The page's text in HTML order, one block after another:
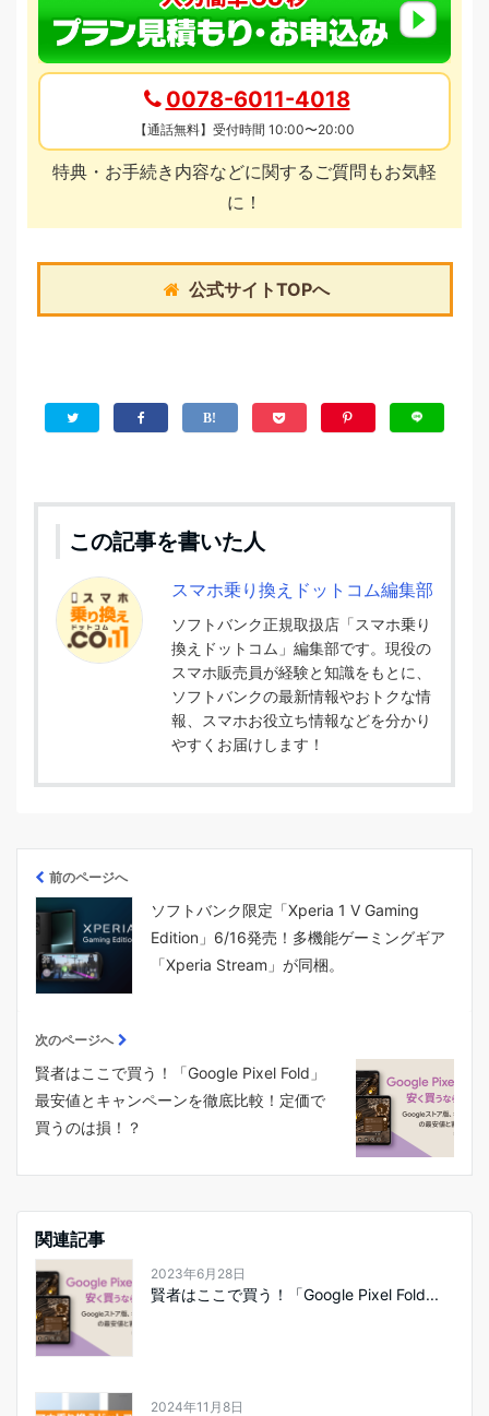
0078-6011-4018
【通話無料】受付時間 10:00〜20:00
特典・お手続き内容などに関するご質問もお気軽
に！
公式サイトTOPへ
この記事を書いた人
スマホ乗り換えドットコム編集部
ソフトバンク正規取扱店「スマホ乗り
換えドットコム」編集部です。現役の
スマホ販売員が経験と知識をもとに、
ソフトバンクの最新情報やおトクな情
報、スマホお役立ち情報などを分かり
やすくお届けします！
前のページへ
ソフトバンク限定「Xperia 1 V Gaming
Edition」6/16発売！多機能ゲーミングギア
「Xperia Stream」が同梱。
次のページへ
賢者はここで買う！「Google Pixel Fold」
最安値とキャンペーンを徹底比較！定価で
買うのは損！？
関連記事
2023年6月28日
賢者はここで買う！「Google Pixel Fold...
2024年11月8日